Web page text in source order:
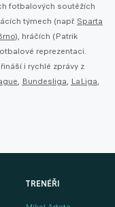
fotbalových soutěžích
týmech (např. Sparta
), hráčích (Patrik
reprezentaci.
i rychlé zprávy z
, Bundesliga, LaLiga,
TRENÉŘI